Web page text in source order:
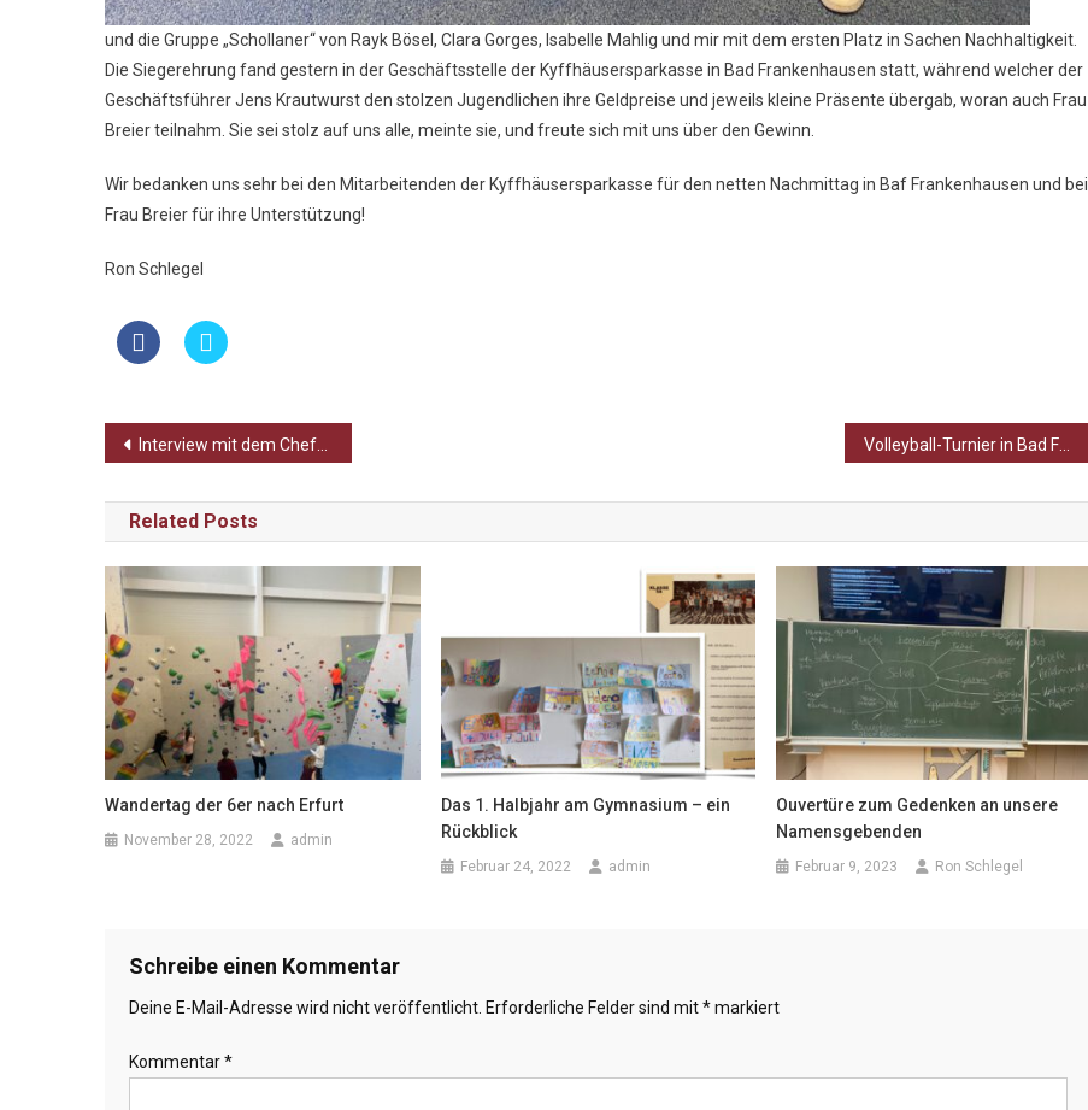
und die Gruppe „Schollaner“ von Rayk Bösel, Clara Gorges, Isabelle Mahlig und mir mit dem ersten Platz in Sachen Nachhaltigkeit.
Die Siegerehrung fand gestern in der Geschäftsstelle der Kyffhäusersparkasse in Bad Frankenhausen statt, während welcher der
Geschäftsführer Jens Krautwurst den stolzen Jugendlichen ihre Geldpreise und jeweils kleine Präsente übergab, woran auch Frau
Breier teilnahm. Sie sei stolz auf uns alle, meinte sie, und freute sich mit uns über den Gewinn.
Wir bedanken uns sehr bei den Mitarbeitenden der Kyffhäusersparkasse für den netten Nachmittag in Baf Frankenhausen und bei
Frau Breier für ihre Unterstützung!
Ron Schlegel
Beitragsnavigation
Interview mit dem Chefredakteur
Related Posts
Wandertag der 6er nach Erfurt
November 28, 2022 admin
Das 1. Halbjahr am Gymnasium – ein
Rückblick
Februar 24, 2022 admin
Ouvertüre zum Gedenken an unsere
Namensgebenden
Februar 9, 2023 Ron Schlegel
Schreibe einen Kommentar
Deine E-Mail-Adresse wird nicht veröffentlicht. Erforderliche Felder sind mit*markiert
Kommentar*